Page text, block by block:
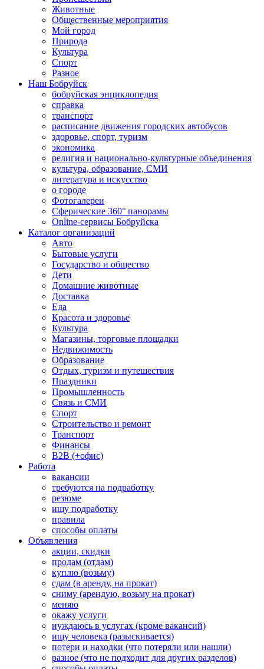
Животные
Общественные мероприятия
Мой город
Природа
Культура
Спорт
Разное
Наш Бобруйск
бобруйская энциклопедия
справка
транспорт
расписание движения городских автобусов
здоровье, спорт, туризм
экономика
религия и национально-культурные объединения
культура, образование, СМИ
литература и искусство
о городе
Фотогалереи
Сферические 360° панорамы
Online-сервисы Бобруйска
Каталог организаций
Авто
Бытовые услуги
Государство и общество
Дети
Домашние животные
Доставка
Еда
Красота и здоровье
Культура
Магазины, торговые площадки
Недвижимость
Образование
Отдых, туризм и путешествия
Праздники
Промышленность
Связь и СМИ
Спорт
Строительство и ремонт
Транспорт
Финансы
B2B (+офис)
Работа
вакансии
требуются на подработку
резюме
ищу подработку
правила
способы оплаты
Объявления
акции, скидки
продам (отдам)
куплю (возьму)
сдам (в аренду, на прокат)
сниму (арендую, возьму на прокат)
меняю
окажу услуги
нуждаюсь в услугах (кроме вакансий)
ищу человека (разыскивается)
потери и находки (что потеряли или нашли)
разное (что не подходит для других разделов)